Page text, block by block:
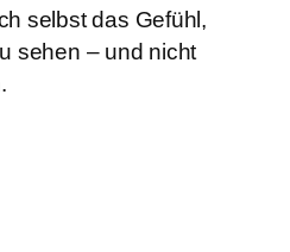
selbst das Gefühl,
sehen – und nicht